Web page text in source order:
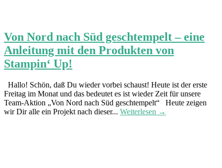
Von Nord nach Süd geschtempelt – eine
Anleitung mit den Produkten von
Stampin‘ Up!
Hallo! Schön, daß Du wieder vorbei schaust! Heute ist der erste
Freitag im Monat und das bedeutet es ist wieder Zeit für unsere
Team-Aktion „Von Nord nach Süd geschtempelt“ Heute zeigen
wir Dir alle ein Projekt nach dieser... Weiterlesen →